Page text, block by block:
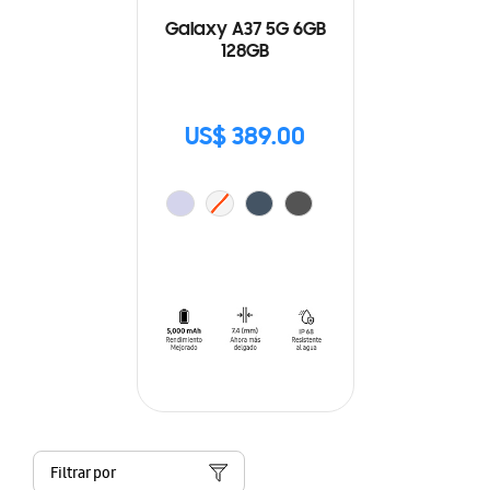
Galaxy A37 5G 6GB
128GB
US$ 389.00
Filtrar por